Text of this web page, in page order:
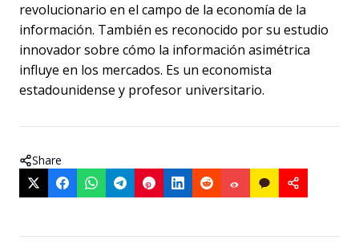
revolucionario en el campo de la economía de la
información. También es reconocido por su estudio
innovador sobre cómo la información asimétrica
influye en los mercados. Es un economista
estadounidense y profesor universitario.
Share